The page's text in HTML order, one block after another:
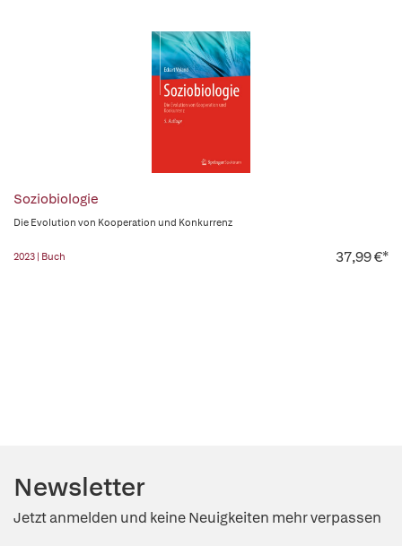
Soziobiologie
Die Evolution von Kooperation und Konkurrenz
2023 | Buch 37,99 €*
Newsletter
Jetzt anmelden und keine Neuigkeiten mehr verpassen